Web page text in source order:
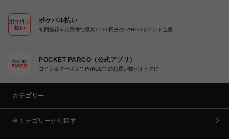
ポケパル払い
初回登録＆お買物で最大1,500円分のPARCOポイント進呈
POCKET PARCO（公式アプリ）
コイン＆クーポンでPARCOでのお買い物がオトクに
カテゴリー
全カテゴリーから探す